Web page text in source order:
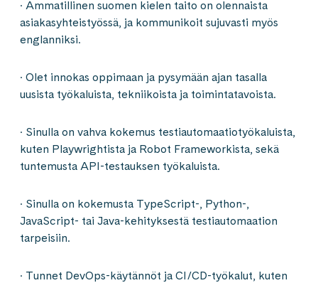
· Ammatillinen suomen kielen taito on olennaista
asiakasyhteistyössä, ja kommunikoit sujuvasti myös
englanniksi.
· Olet innokas oppimaan ja pysymään ajan tasalla
uusista työkaluista, tekniikoista ja toimintatavoista.
· Sinulla on vahva kokemus testiautomaatiotyökaluista,
kuten Playwrightista ja Robot Frameworkista, sekä
tuntemusta API-testauksen työkaluista.
· Sinulla on kokemusta TypeScript-, Python-,
JavaScript- tai Java-kehityksestä testiautomaation
tarpeisiin.
· Tunnet DevOps-käytännöt ja CI/CD-työkalut, kuten